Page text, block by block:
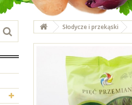
Słodycze i przekąski